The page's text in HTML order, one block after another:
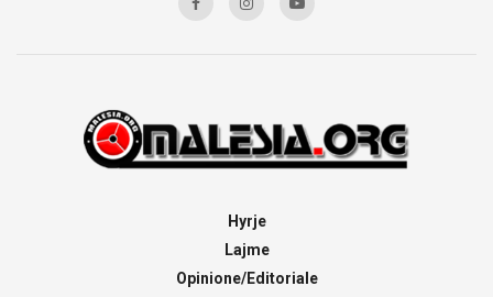
Hyrje
Lajme
Opinione/Editoriale